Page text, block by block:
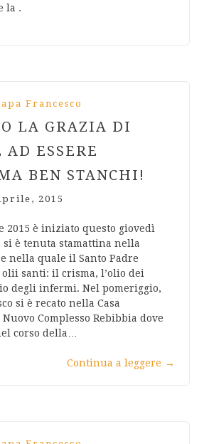
la .
Francesco
LA GRAZIA DI
ESSERE
BEN STANCHI!
2015
2015 è iniziato questo giovedì
si è tenuta stamattina nella
nella quale il Santo Padre
santi: il crisma, l’olio dei
degli infermi. Nel pomeriggio,
si è recato nella Casa
Complesso Rebibbia dove
corso della…
Continua a leggere →